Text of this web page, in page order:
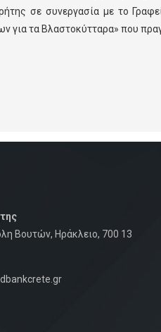
σε συνεργασία με το
τα Βλαστοκύτταρα» που
Βουτών, Ηράκλειο, 700 13